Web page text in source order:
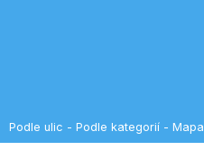
Podle ulic - Podle kategorií - Mapa